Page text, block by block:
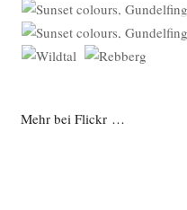
Mehr bei Flickr …